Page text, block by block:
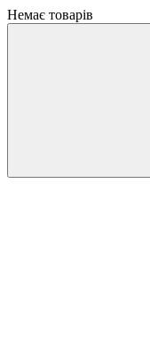
Немає товарів